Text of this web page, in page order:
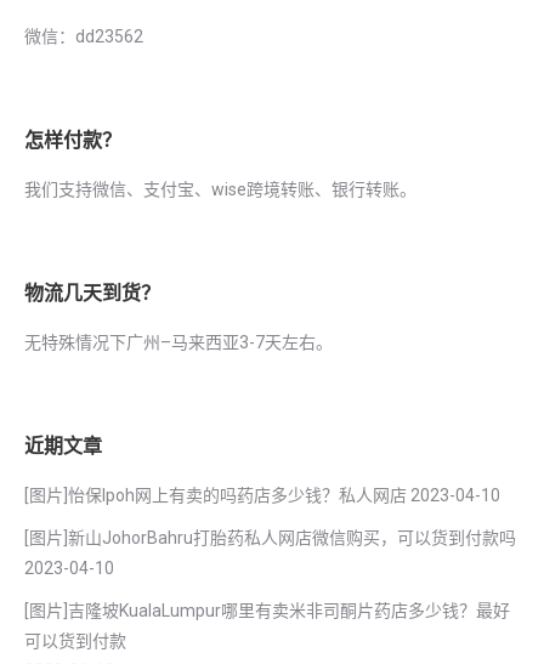
微信：dd23562
怎样付款？
我们支持微信、支付宝、wise跨境转账、银行转账。
物流几天到货？
无特殊情况下广州–马来西亚3-7天左右。
近期文章
[图片]怡保lpoh网上有卖的吗药店多少钱？私人网店 2023-04-10
[图片]新山JohorBahru打胎药私人网店微信购买，可以货到付款吗
2023-04-10
[图片]吉隆坡KualaLumpur哪里有卖米非司酮片药店多少钱？最好
可以货到付款